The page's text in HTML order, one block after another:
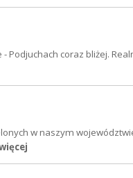
Podjuchach coraz bliżej.
w naszym